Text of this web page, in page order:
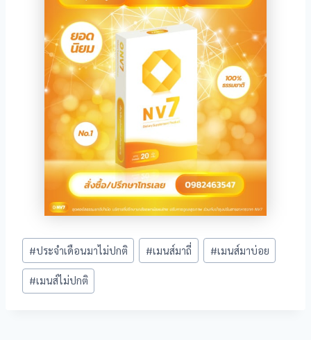
Post
Tags:
#ประจำเดือนมาไม่ปกติ #เมนส์มาถี่ #เมนส์มาบ่อย
#เมนส์ไม่ปกติ